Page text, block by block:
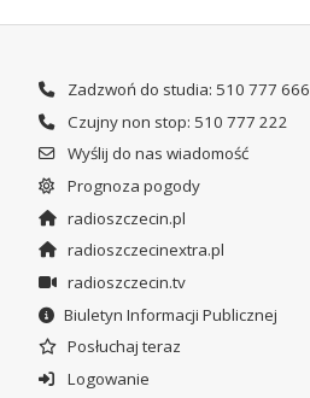
Zadzwoń do studia: 510 777 666
Czujny non stop: 510 777 222
Wyślij do nas wiadomość
Prognoza pogody
radioszczecin.pl
radioszczecinextra.pl
radioszczecin.tv
Biuletyn Informacji Publicznej
Posłuchaj teraz
Logowanie